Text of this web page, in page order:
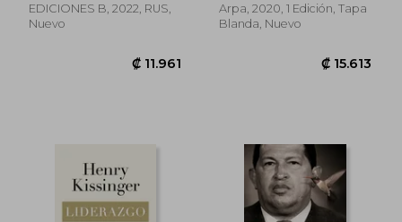
EDICIONES B, 2022, RUS,
Nuevo
Arpa, 2020, 1 Edición, Tapa
Blanda, Nuevo